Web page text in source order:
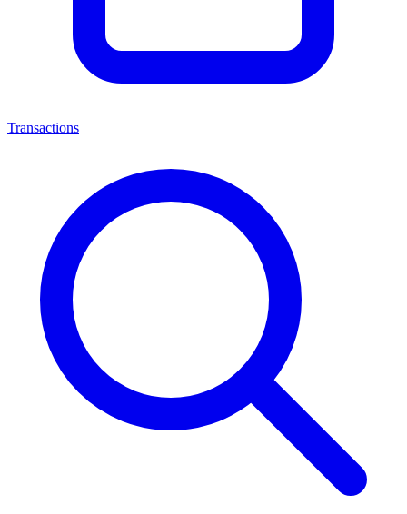
Transactions